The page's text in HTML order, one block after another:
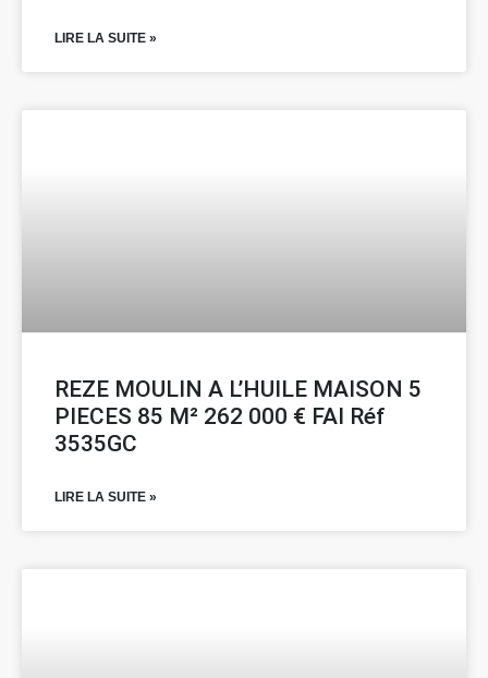
LIRE LA SUITE »
REZE MOULIN A L’HUILE MAISON 5
PIECES 85 M² 262 000 € FAI Réf
3535GC
LIRE LA SUITE »